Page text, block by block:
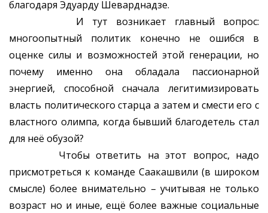
благодаря Эдуарду Шеварднадзе.
И тут возникает главный вопрос:
многоопытный политик конечно не ошибся в
оценке силы и возможностей этой генерации, но
почему именно она обладала пассионарной
энергией, способной сначала легитимизировать
власть политического старца а затем и смести его с
властного олимпа, когда бывший благодетель стал
для неё обузой?
Чтобы ответить на этот вопрос, надо
присмотреться к команде Саакашвили (в широком
смысле) более внимательно – учитывая не только
возраст но и иные, ещё более важные социальные